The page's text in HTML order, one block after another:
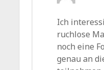
Ich
ruchlose
noch eine
genau an